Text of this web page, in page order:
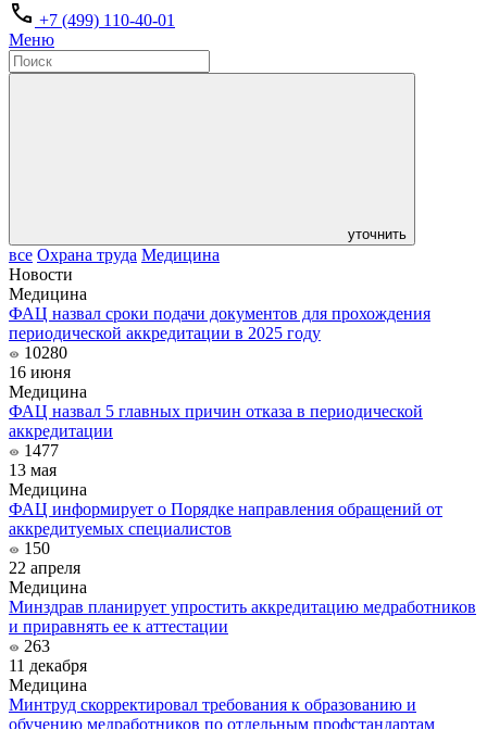
+7 (499) 110-40-01
Меню
уточнить
все Охрана труда Медицина
Новости
Медицина
ФАЦ назвал сроки подачи документов для прохождения
периодической аккредитации в 2025 году
10280
16 июня
Медицина
ФАЦ назвал 5 главных причин отказа в периодической
аккредитации
1477
13 мая
Медицина
ФАЦ информирует о Порядке направления обращений от
аккредитуемых специалистов
150
22 апреля
Медицина
Минздрав планирует упростить аккредитацию медработников
и приравнять ее к аттестации
263
11 декабря
Медицина
Минтруд скорректировал требования к образованию и
обучению медработников по отдельным профстандартам